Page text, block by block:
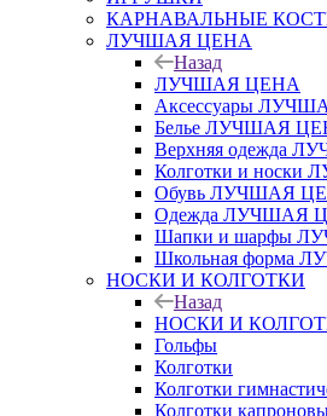
КАРНАВАЛЬНЫЕ
ЛУЧШАЯ ЦЕНА
Назад
ЛУЧШАЯ ЦЕНА
Аксессуары
Белье ЛУЧШАЯ
Верхняя одежда
Колготки и
Обувь ЛУЧШАЯ
Одежда ЛУЧШАЯ
Шапки и шарфы
Школьная форма
НОСКИ И КОЛГОТКИ
Назад
НОСКИ И
Гольфы
Колготки
Колготки
Колготки